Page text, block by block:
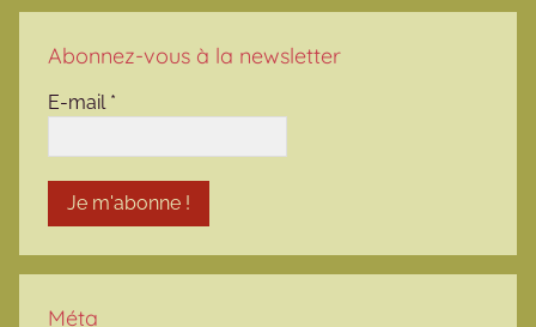
Abonnez-vous à la newsletter
E-mail *
Méta